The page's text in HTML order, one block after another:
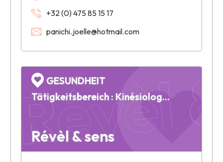
+32 (0) 475 85 15 17
panichi.joelle@hotmail.com
Révèl
Révèl & sens
GESUNDHEIT
Tätigkeitsbereich : Kinésiologie - Praticienne PKS - Formatrice - Accompagnatrice reconversion professionnelle